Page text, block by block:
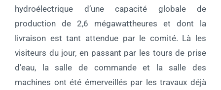
hydroélectrique d’une capacité globale de
production de 2,6 mégawattheures et dont la
livraison est tant attendue par le comité. Là les
visiteurs du jour, en passant par les tours de prise
d’eau, la salle de commande et la salle des
machines ont été émerveillés par les travaux déjà